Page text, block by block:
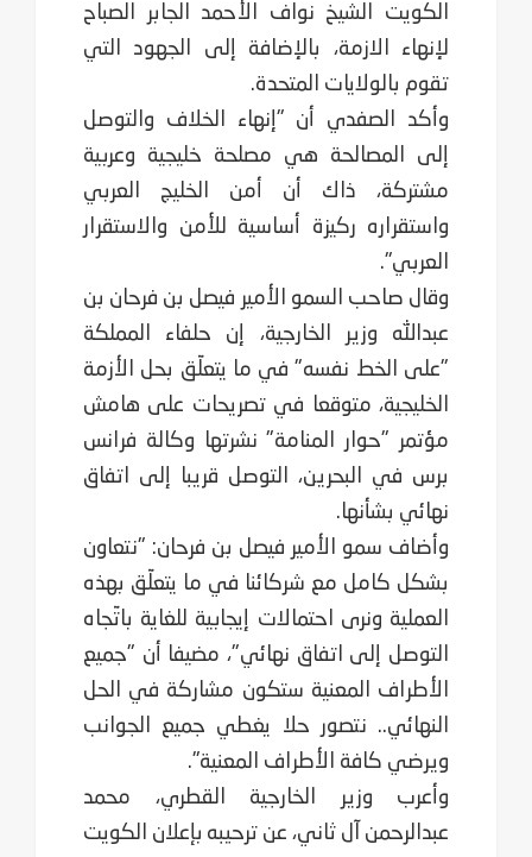
الكويت الشيخ نواف الأحمد الجابر الصباح
لإنهاء الازمة، بالإضافة إلى الجهود التي
تقوم بالولايات المتحدة.
وأكد الصفدي أن "إنهاء الخلاف والتوصل
إلى المصالحة هي مصلحة خليجية وعربية
مشتركة، ذاك أن أمن الخليج العربي
واستقراره ركيزة أساسية للأمن والاستقرار
العربي".
وقال صاحب السمو الأمير فيصل بن فرحان بن
عبدالله وزير الخارجية، إن حلفاء المملكة
"على الخط نفسه" في ما يتعلّق بحل الأزمة
الخليجية، متوقعا في تصريحات على هامش
مؤتمر "حوار المنامة" نشرتها وكالة فرانس
برس في البحرين، التوصل قريبا إلى اتفاق
نهائي بشأنها.
وأضاف سمو الأمير فيصل بن فرحان: "نتعاون
بشكل كامل مع شركائنا في ما يتعلّق بهذه
العملية ونرى احتمالات إيجابية للغاية باتّجاه
التوصل إلى اتفاق نهائي"، مضيفا أن "جميع
الأطراف المعنية ستكون مشاركة في الحل
النهائي.. نتصور حلا يغطي جميع الجوانب
ويرضي كافة الأطراف المعنية".
وأعرب وزير الخارجية القطري، محمد
عبدالرحمن آل ثاني، عن ترحيبه بإعلان الكويت